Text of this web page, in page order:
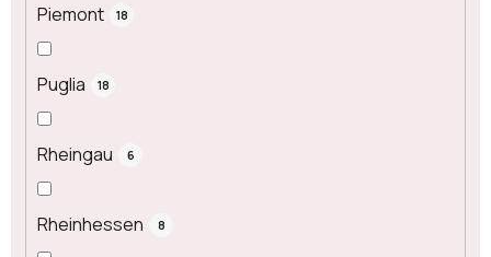
Piemont 18
Puglia 18
Rheingau 6
Rheinhessen 8